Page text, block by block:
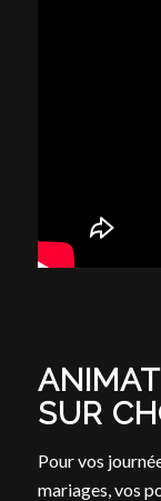
SUR
Pour vos
mariages, vos